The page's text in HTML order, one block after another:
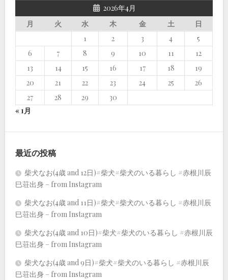
2026年4月
月
火 水 木 金 土
日
1
2 3 4
5
6
7 8 9 10 11
12
13
14 15 16 17 18
19
20
21 22 23 24 25
26
27
28 29
30
« 1月
最近の投稿
柴犬なお(4歳 and 12日)#柴犬#柴犬のいる暮らし #赤根川辰
巳荘出身 – from Instagram
柴犬なお(4歳 and 11日)#柴犬#柴犬のいる暮らし #赤根川辰
巳荘出身 – from Instagram
柴犬なお(4歳 and 10日)#柴犬#柴犬のいる暮らし #赤根川辰
巳荘出身 – from Instagram
柴犬なお(4歳 and 9日)#柴犬#柴犬のいる暮らし #赤根川辰
巳荘出身 – from Instagram